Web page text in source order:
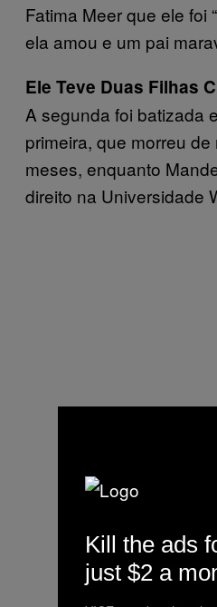
Fatima Meer que ele foi
ela amou e um pai
Ele Teve Duas Filhas
A segunda foi batizada
primeira, que morreu
meses, enquanto
direito na Universidade
Kill the ads
just $2 a